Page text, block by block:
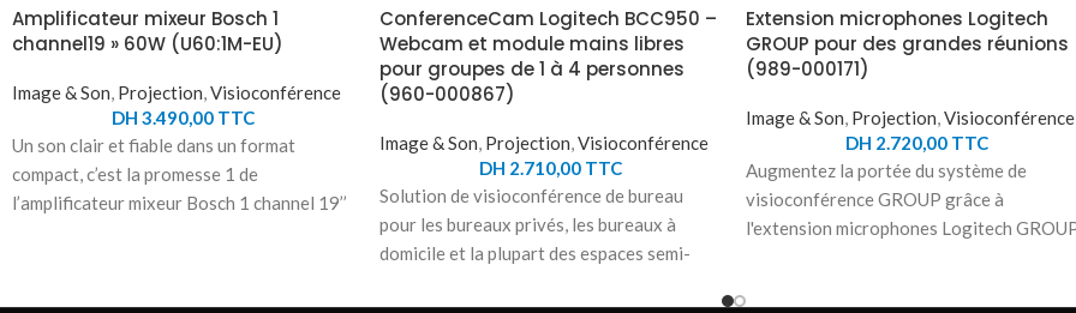
Amplificateur mixeur Bosch 1
channel19 » 60W (U60:1M-EU)
Image & Son, Projection,Visioconférence
DH 3.490,00 TTC
Un son clair et fiable dans un format
compact, c’est la promesse 1 de
l’amplificateur mixeur Bosch 1 channel 19’’
ConferenceCam Logitech BCC950 –
Webcam et module mains libres
pour groupes de 1 à 4 personnes
(960-000867)
Image & Son, Projection,Visioconférence
DH 2.710,00TTC
Solution de visioconférence de bureau
pour les bureaux privés, les bureaux à
domicile et la plupart des espaces semi-
Extension microphones Logitech
GROUP pour des grandes réunions
(989-000171)
Image & Son, Projection,Visioconférence
DH 2.720,00 TTC
Augmentez la portée du système de
visioconférence GROUP grâce à
l'extension microphones Logitech